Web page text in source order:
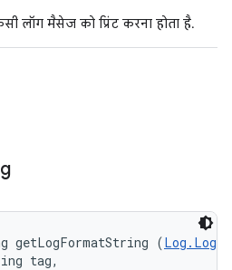
लॉग मैसेज को प्रिंट करना होता है.
(
tag,